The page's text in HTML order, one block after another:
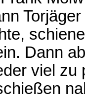
Dann
viel